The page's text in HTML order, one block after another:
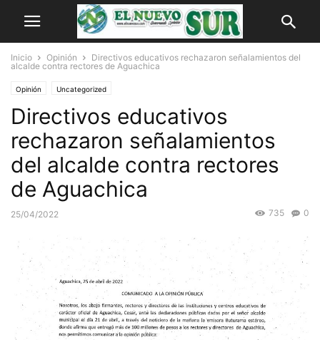
Inicio Opinión
Directivos educativos rechazaron señalamientos del
alcalde contra rectores de Aguachica
Opinión Uncategorized
Directivos educativos
rechazaron señalamientos
del alcalde contra rectores
de Aguachica
25/04/2022 0
735